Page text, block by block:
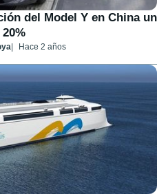
del Model Y en China un
20%
Hace 2 años